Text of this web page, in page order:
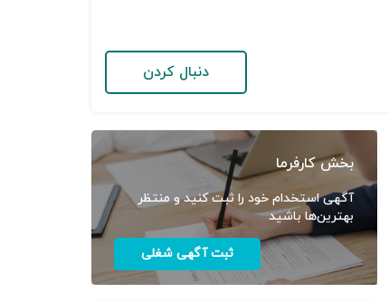
دنبال کردن
بخش کارفرما
آگهی استخدام خود را ثبت کنید و منتظر
بهترین‌ها باشید
ثبت آگهی شغلی